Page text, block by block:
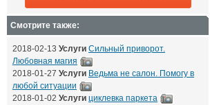
Смотрите также:
2018-02-13 Услуги Сильный приворот.
Любовная магия
2018-01-27 Услуги Ведьма не салон. Помогу в
любой ситуации
2018-01-02 Услуги циклевка паркета